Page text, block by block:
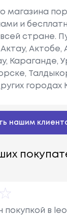
магазина
и
стране.
Актобе,
Караганде,
городах
нашим
покупкой в